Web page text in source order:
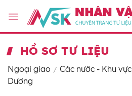
HỒ SƠ TƯ LIỆU
Ngoại giao Các nước - Khu vực
Dương